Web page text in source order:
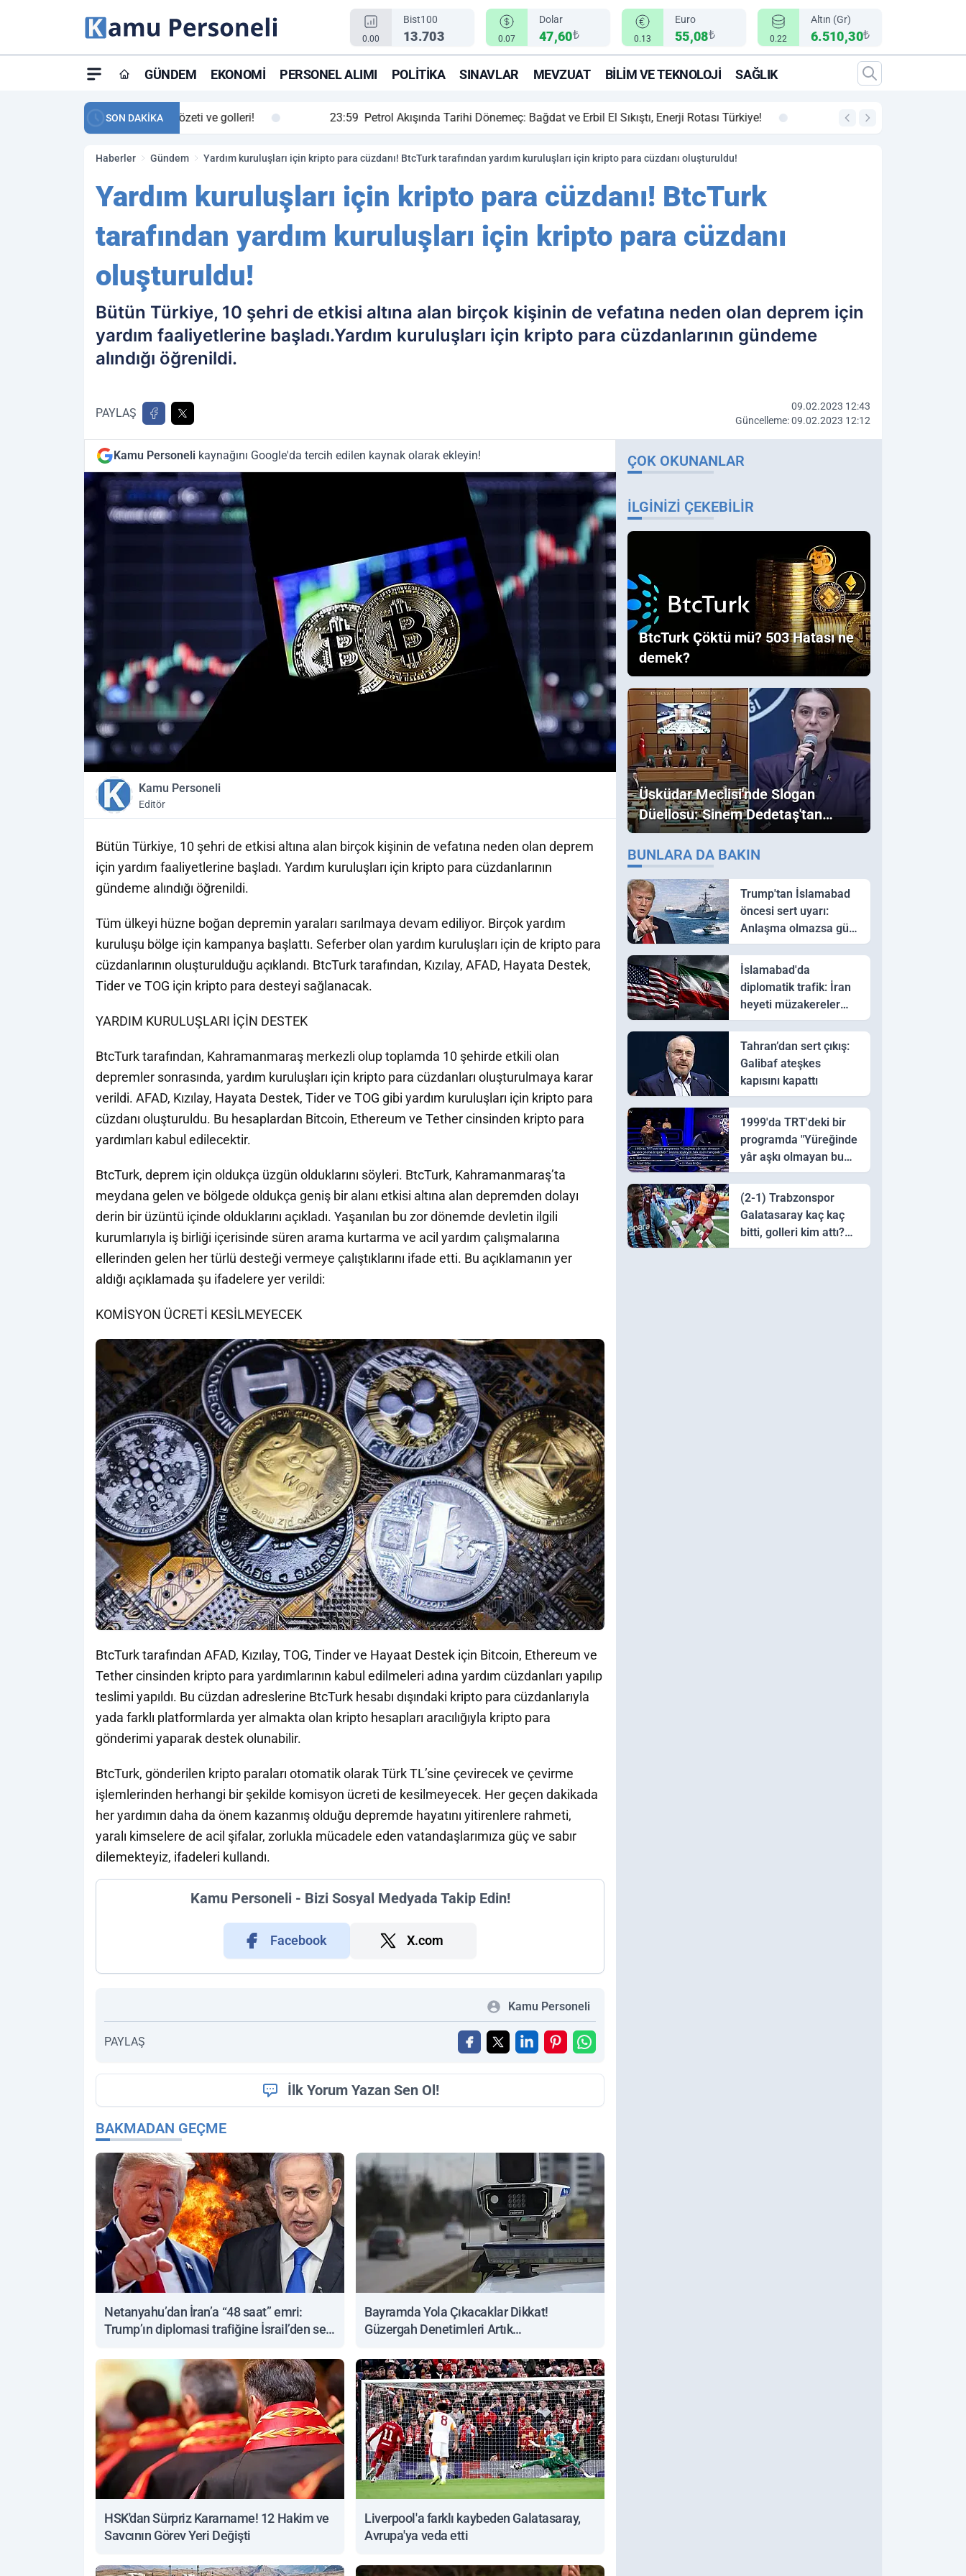
0.00
Bist100
13.703 0.07
Dolar
47,60₺ 0.13
Euro
55,08₺ 0.22
Altın (Gr)
6.510,30₺
GÜNDEM EKONOMI PERSONEL ALIMI POLITIKA SINAVLAR MEVZUAT BILIM VE TEKNOLOJI SAĞLIK
SON DAKİKA
maç özeti ve golleri! 23:59 Petrol Akışında Tarihi Dönemeç: Bağdat ve Erbil El Sıkıştı, Enerji Rotası Türkiye! 00:12
Haberler Gündem Yardım kuruluşları için kripto para cüzdanı! BtcTurk tarafından yardım kuruluşları için kripto para cüzdanı oluşturuldu!
Yardım kuruluşları için kripto para cüzdanı! BtcTurk
tarafından yardım kuruluşları için kripto para cüzdanı
oluşturuldu!
Bütün Türkiye, 10 şehri de etkisi altına alan birçok kişinin de vefatına neden olan deprem için
yardım faaliyetlerine başladı.Yardım kuruluşları için kripto para cüzdanlarının gündeme
alındığı öğrenildi.
PAYLAŞ
09.02.2023 12:43
Güncelleme: 09.02.2023 12:12
Kamu Personeli kaynağını Google'da tercih edilen kaynak olarak ekleyin!
Kamu Personeli
Editör
Bütün Türkiye, 10 şehri de etkisi altına alan birçok kişinin de vefatına neden olan deprem
için yardım faaliyetlerine başladı. Yardım kuruluşları için kripto para cüzdanlarının
gündeme alındığı öğrenildi.
Tüm ülkeyi hüzne boğan depremin yaraları sarılmaya devam ediliyor. Birçok yardım
kuruluşu bölge için kampanya başlattı. Seferber olan yardım kuruluşları için de kripto para
cüzdanlarının oluşturulduğu açıklandı. BtcTurk tarafından, Kızılay, AFAD, Hayata Destek,
Tider ve TOG için kripto para desteyi sağlanacak.
YARDIM KURULUŞLARI İÇİN DESTEK
BtcTurk tarafından, Kahramanmaraş merkezli olup toplamda 10 şehirde etkili olan
depremler sonrasında, yardım kuruluşları için kripto para cüzdanları oluşturulmaya karar
verildi. AFAD, Kızılay, Hayata Destek, Tider ve TOG gibi yardım kuruluşları için kripto para
cüzdanı oluşturuldu. Bu hesaplardan Bitcoin, Ethereum ve Tether cinsinden kripto para
yardımları kabul edilecektir.
BtcTurk, deprem için oldukça üzgün olduklarını söyleri. BtcTurk, Kahramanmaraş’ta
meydana gelen ve bölgede oldukça geniş bir alanı etkisi altına alan depremden dolayı
derin bir üzüntü içinde olduklarını açıkladı. Yaşanılan bu zor dönemde devletin ilgili
kurumlarıyla iş birliği içerisinde süren arama kurtarma ve acil yardım çalışmalarına
ellerinden gelen her türlü desteği vermeye çalıştıklarını ifade etti. Bu açıklamanın yer
aldığı açıklamada şu ifadelere yer verildi:
KOMİSYON ÜCRETİ KESİLMEYECEK
BtcTurk tarafından AFAD, Kızılay, TOG, Tinder ve Hayaat Destek için Bitcoin, Ethereum ve
Tether cinsinden kripto para yardımlarının kabul edilmeleri adına yardım cüzdanları yapılıp
teslimi yapıldı. Bu cüzdan adreslerine BtcTurk hesabı dışındaki kripto para cüzdanlarıyla
yada farklı platformlarda yer almakta olan kripto hesapları aracılığıyla kripto para
gönderimi yaparak destek olunabilir.
BtcTurk, gönderilen kripto paraları otomatik olarak Türk TL’sine çevirecek ve çevirme
işlemlerinden herhangi bir şekilde komisyon ücreti de kesilmeyecek. Her geçen dakikada
her yardımın daha da önem kazanmış olduğu depremde hayatını yitirenlere rahmeti,
yaralı kimselere de acil şifalar, zorlukla mücadele eden vatandaşlarımıza güç ve sabır
dilemekteyiz, ifadeleri kullandı.
Kamu Personeli - Bizi Sosyal Medyada Takip Edin!
Facebook X.com
Kamu Personeli
PAYLAŞ
İlk Yorum Yazan Sen Ol!
BAKMADAN GEÇME
Netanyahu’dan İran’a “48 saat” emri:
Trump’ın diplomasi trafiğine İsrail’den sert
Bayramda Yola Çıkacaklar Dikkat!
Güzergah Denetimleri Artık
HSK'dan Sürpriz Kararname! 12 Hakim ve
Savcının Görev Yeri Değişti
Liverpool'a farklı kaybeden Galatasaray,
Avrupa'ya veda etti
ÇOK OKUNANLAR
İLGINIZI ÇEKEBILIR
BtcTurk Çöktü mü? 503 Hatası ne
demek?
Üsküdar Meclisi'nde Slogan
Düellosu: Sinem Dedetaş'tan
Ezber Bozan "Erdoğan" ve
"İmamoğlu" Çıkışı!
BUNLARA DA BAKIN
Trump'tan İslamabad
öncesi sert uyarı:
Anlaşma olmazsa güç
kullanırız
İslamabad'da
diplomatik trafik: İran
heyeti müzakereler
için Pakistan'a ulaştı
Tahran’dan sert çıkış:
Galibaf ateşkes
kapısını kapattı
1999'da TRT'deki bir
programda "Yüreğinde
yâr aşkı olmayan bu
sazı çalarsa tingirdatır"
sözünü söyleyen halk
ozanı hangisidir?
(2-1) Trabzonspor
Galatasaray kaç kaç
bitti, golleri kim attı?
Trabzonspor